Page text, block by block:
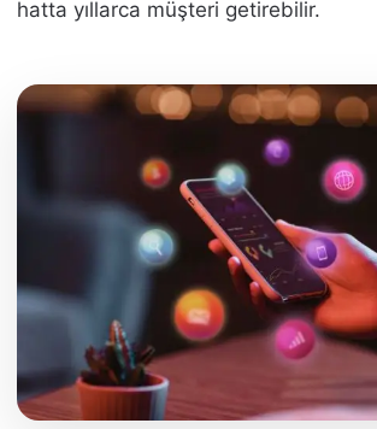
hatta yıllarca müşteri getirebilir.